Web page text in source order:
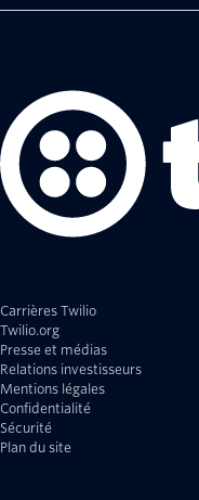
Carrières Twilio
Twilio.org
Presse et médias
Relations investisseurs
Mentions légales
Confidentialité
Sécurité
Plan du site